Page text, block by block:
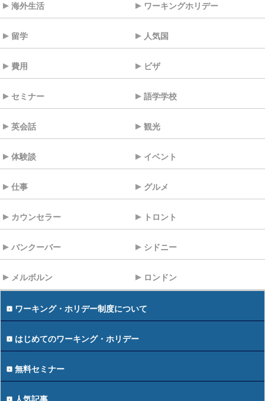
海外生活 ワーキングホリデー
留学 人気国
費用 ビザ
セミナー 語学学校
英会話 観光
体験談 イベント
仕事 グルメ
カウンセラー トロント
バンクーバー シドニー
メルボルン ロンドン
ワーキング・ホリデー制度について
はじめてのワーキング・ホリデー
無料セミナー
人気記事